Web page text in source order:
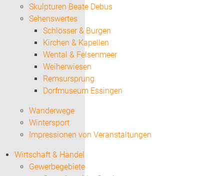
Skulpturen Beate Debus
Sehenswertes
Schlösser & Burgen
Kirchen & Kapellen
Wental & Felsenmeer
Weiherwiesen
Remsursprung
Dorfmuseum Essingen
Wanderwege
Wintersport
Impressionen von Veranstaltungen
Wirtschaft & Handel
Gewerbegebiete